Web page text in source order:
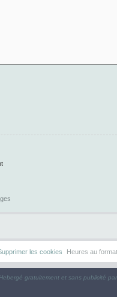
Heures au format
les cookies
gratuitement et sans publicité par